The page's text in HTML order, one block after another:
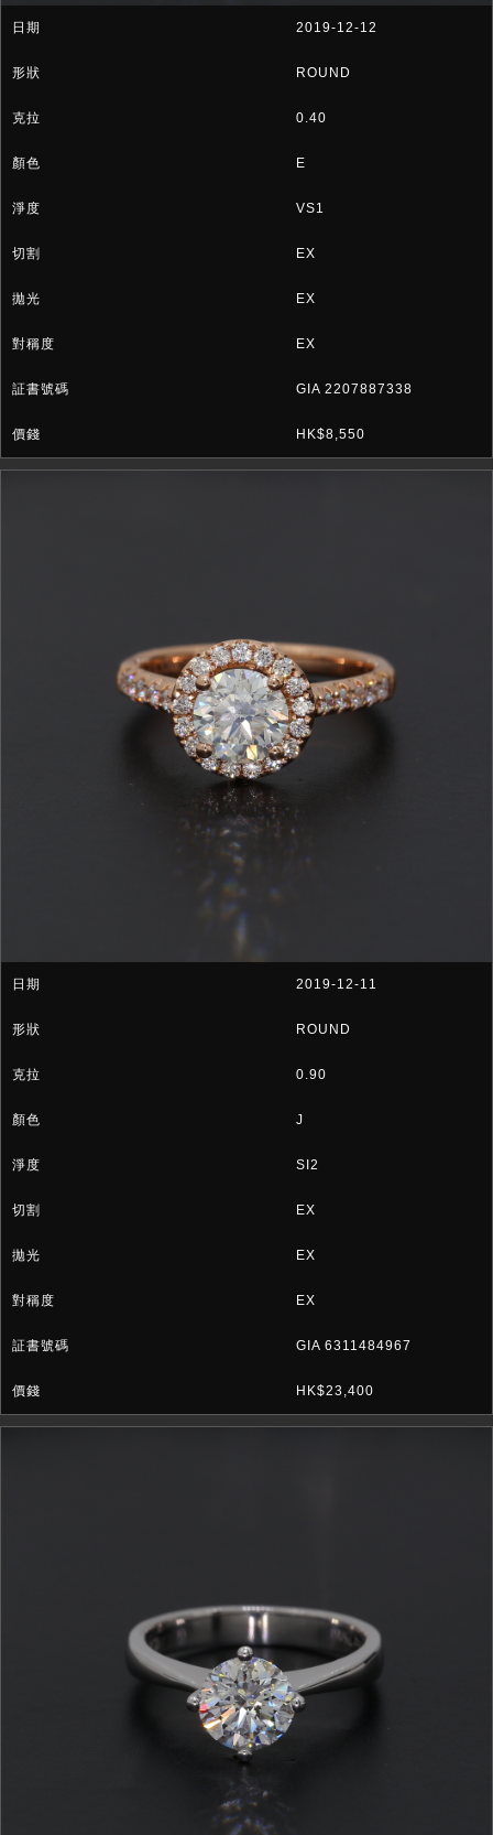
2019-12-12
ROUND
0.40
E
VS1
EX
EX
EX
GIA 2207887338
HK$8,550
2019-12-11
ROUND
0.90
J
SI2
EX
EX
EX
GIA 6311484967
HK$23,400